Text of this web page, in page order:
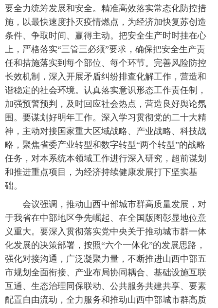
要全力统筹发展和安全。精准高效落实常态化防控措
施，以最快速度扑灭疫情燃点，为经济加快复苏创造
条件、争取时间、赢得主动。把安全生产时时挂在心
上，严格落实“三管三必须”要求，确保把安全生产责
任和措施落实到每个部位、每个环节。完善风险防控
长效机制，深入开展矛盾纠纷排查化解工作，营造和
谐稳定的社会环境。认真落实意识形态工作责任制，
加强预警预判，及时回应社会热点，营造良好舆论氛
围。要谋划好明年工作。深入学习贯彻党的二十大精
神，主动对接国家重大区域战略、产业战略、科技战
略，聚焦省委产业转型和数字转型“两个转型”的战略
任务，对本系统本领域工作进行深入研究，超前谋划
和推进重点项目，为经济持续健康发展打下坚实基
础。
会议强调，推动山西中部城市群高质量发展，对
于我省在中部地区争先崛起、在全国版图彰显地位意
义重大。要深入贯彻落实党中央关于推动城市群一体
化发展的决策部署，按照“六个一体化”的发展思路，
强化对接沟通，广泛凝聚力量，不断推进山西中部五
市规划全面衔接、产业布局协同耦合、基础设施互联
互通、生态治理同保联动、公共服务共建共享、要素
配置自由流动，全力服务和推动山西中部城市群高质